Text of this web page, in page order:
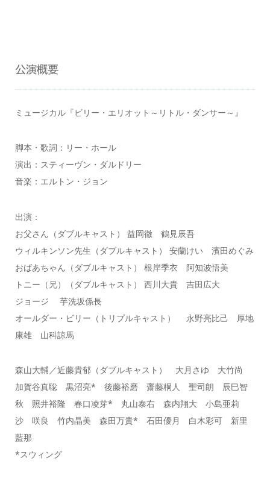
公演概要
ミュージカル『ビリー・エリオット～リトル・ダンサー～』
脚本・歌詞：リー・ホール
演出：スティーヴン・ダルドリー
音楽：エルトン・ジョン
出演：
お父さん（ダブルキャスト） 益岡徹 鶴見辰吾
ウィルキンソン先生（ダブルキャスト） 安蘭けい 濱田めぐみ
おばあちゃん（ダブルキャスト） 根岸季衣 阿知波悟美
トニー（兄）（ダブルキャスト） 西川大貴 吉田広大
ジョージ 芋洗坂係長
オールダー・ビリー（トリプルキャスト） 永野亮比己 厚地
康雄 山科諒馬
森山大輔／近藤貴郁（ダブルキャスト） 大月さゆ 大竹尚
加賀谷真聡 黒沼亮* 後藤裕磨 齋藤桐人 聖司朗 辰巳智
秋 照井裕隆 春口凌芽* 丸山泰右 森内翔大 小島亜莉
沙 咲良 竹内晶美 森田万貴* 石田優月 白木彩可 新里
藍那
*スウィング